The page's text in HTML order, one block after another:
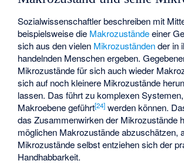
Sozialwissenschaftler beschreiben mit
beispielsweise die Makrozuständeeiner
sich aus den vielen Mikrozuständender in
handelnden Menschen ergeben.
Mikrozustände für sich auch wieder
sich auf noch kleinere Mikrozustände
lassen. Das führt zu komplexen
Makroebene geführt[24] werden können.
das Zusammenwirken der Mikrozustände
möglichen Makrozustände abzuschätzen,
Mikrozustände selbst entziehen sich der
Handhabbarkeit.